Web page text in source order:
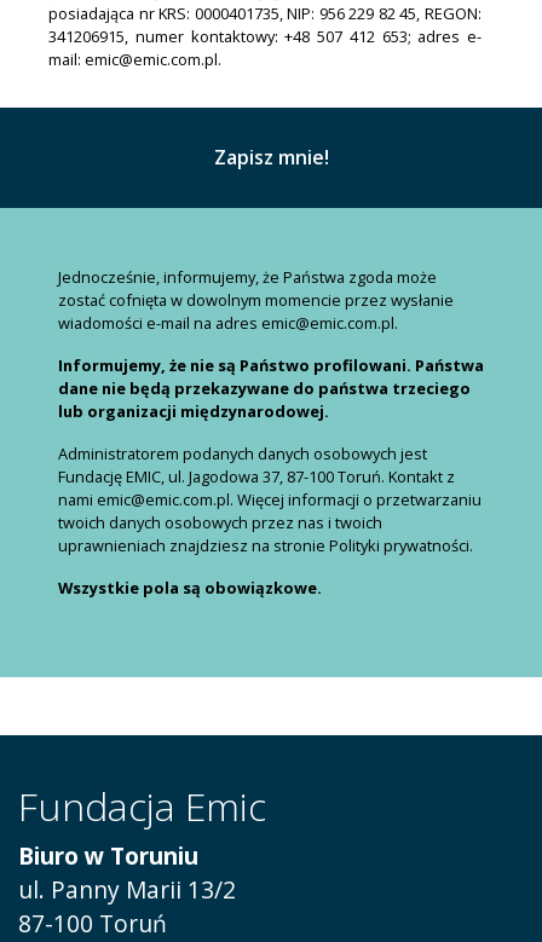
posiadająca nr KRS: 0000401735, NIP: 956 229 82 45, REGON:
341206915, numer kontaktowy: +48 507 412 653; adres e-
mail: emic@emic.com.pl.
Jednocześnie, informujemy, że Państwa zgoda może
zostać cofnięta w dowolnym momencie przez wysłanie
wiadomości e-mail na adres emic@emic.com.pl.
Informujemy, że nie są Państwo profilowani. Państwa
dane nie będą przekazywane do państwa trzeciego
lub organizacji międzynarodowej.
Administratorem podanych danych osobowych jest
Fundację EMIC, ul. Jagodowa 37, 87-100 Toruń. Kontakt z
nami emic@emic.com.pl. Więcej informacji o przetwarzaniu
twoich danych osobowych przez nas i twoich
uprawnieniach znajdziesz na stronie Polityki prywatności.
Wszystkie pola są obowiązkowe.
Fundacja Emic
Biuro w Toruniu
ul. Panny Marii 13/2
87-100 Toruń